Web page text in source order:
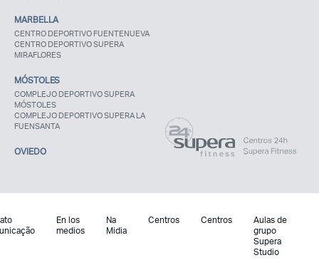
MARBELLA
CENTRO DEPORTIVO FUENTENUEVA
CENTRO DEPORTIVO SUPERA
MIRAFLORES
MÓSTOLES
COMPLEJO DEPORTIVO SUPERA
MÓSTOLES
COMPLEJO DEPORTIVO SUPERA LA
FUENSANTA
OVIEDO
En los
medios
Na
Midia
Centros Centros
Aulas de
grupo
Supera
Studio